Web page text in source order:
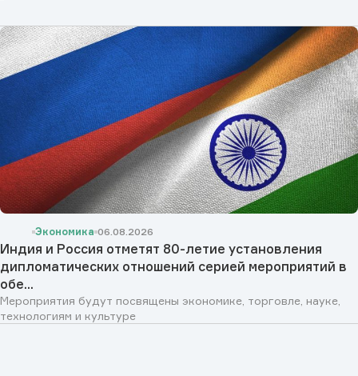
Экономика 06.08.2026
Индия и Россия отметят 80-летие установления
дипломатических отношений серией мероприятий в
обе...
Мероприятия будут посвящены экономике, торговле, науке,
технологиям и культуре